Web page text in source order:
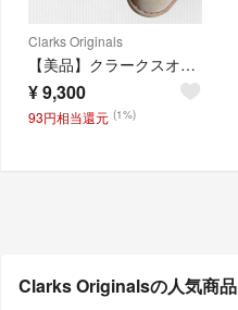
Clarks Originals
【美品】クラークスオリジナル デザートカーン 25.5cm ベージュ スエード
¥9,300
93円相当還元 (1%)
Clarks Originalsの人気商品